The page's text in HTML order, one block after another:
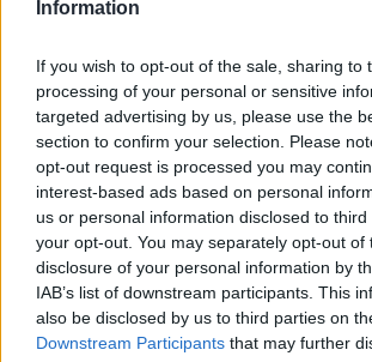
Information
If you wish to opt-out of the sale, sharing to
processing of your personal or sensitive
targeted advertising by us, please use the
section to confirm your selection. Please
opt-out request is processed you may
interest-based ads based on personal
us or personal information disclosed to
your opt-out. You may separately opt-out of
disclosure of your personal information by
IAB’s list of downstream participants. This
also be disclosed by us to third parties on
Downstream Participants that may further
345 356 7512
Notizie in tempo
Entra nel canale
GalluraOggi.it